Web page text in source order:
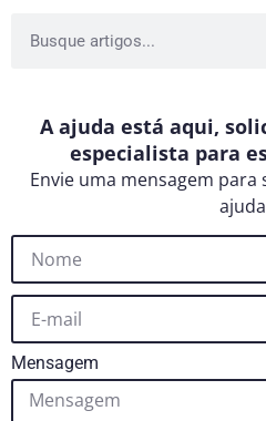
A ajuda está aqui,
especialista para
Envie uma mensagem
Mensagem